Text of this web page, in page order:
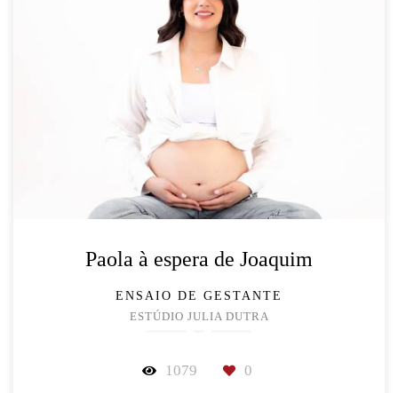
Paola à espera de Joaquim
ENSAIO DE GESTANTE
ESTÚDIO JULIA DUTRA
1079 0